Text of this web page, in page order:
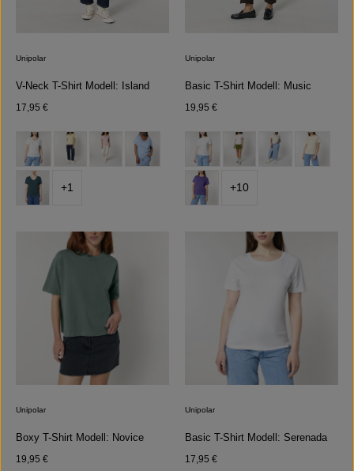
Unipolar
V-Neck T-Shirt Modell: Island
Regulärer Preis:
17,95 €
Farbe auswählen
+1
Unipolar
Basic T-Shirt Modell: Music
Regulärer Preis:
19,95 €
Farbe auswählen
+10
Unipolar
Boxy T-Shirt Modell: Novice
Regulärer Preis:
19,95 €
Unipolar
Basic T-Shirt Modell: Serenada
Regulärer Preis:
17,95 €